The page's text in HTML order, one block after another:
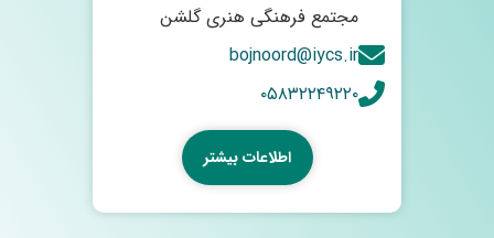
مجتمع فرهنگی هنری گلشن
bojnoord@iycs.ir
۰۵۸۳۲۲۴۹۲۲۰
اطلاعات بیشتر